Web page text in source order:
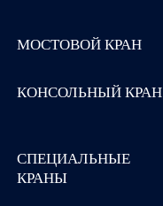
МОСТОВОЙ КРАН
КОНСОЛЬНЫЙ КРАН
СПЕЦИАЛЬНЫЕ
КРАНЫ